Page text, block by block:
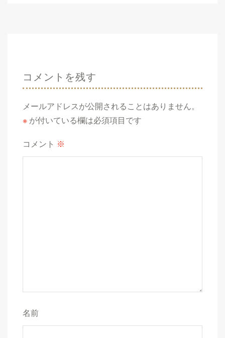
コメントを残す
メールアドレスが公開されることはありません。
※ が付いている欄は必須項目です
コメント ※
名前